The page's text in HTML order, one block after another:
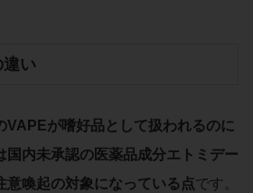
違い
VAPEが嗜好品として扱われるのに
国内未承認の医薬品成分エトミデー
意喚起の対象になっている点です。